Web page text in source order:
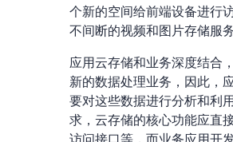
个新的空间给前端设备进行
不间断的视频和图片存储服
应用云存储和业务深度结合
新的数据处理业务，因此，
要对这些数据进行分析和利
求，云存储的核心功能应直
访问接口等，而业务应用开